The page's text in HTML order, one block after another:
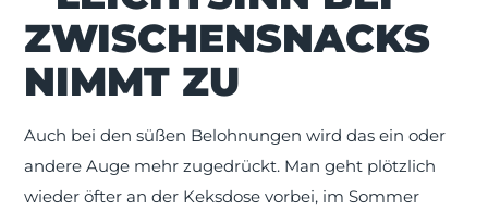
ZWISCHENSNACKS
NIMMT ZU
Auch bei den süßen Belohnungen wird das ein oder
andere Auge mehr zugedrückt. Man geht plötzlich
wieder öfter an der Keksdose vorbei, im Sommer